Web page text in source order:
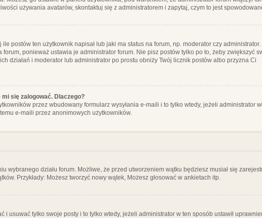
używania avatarów, skontaktuj się z administratorem i zapytaj, czym to jest
postów ten użytkownik napisał lub jaki ma status na forum, np. moderator czy administrator.
ponieważ ustawia je administrator forum. Nie pisz postów tylko po to, żeby zwiększyć
działań i moderator lub administrator po prostu obniży Twój licznik postów albo przyzna Ci
się zalogować. Dlaczego?
przez wbudowany formularz wysyłania e-maili i to tylko wtedy, jeżeli administrator
e-maili przez anonimowych użytkowników.
wybranego działu forum. Możliwe, że przed utworzeniem wątku będziesz musiał się
Przykłady: Możesz tworzyć nowy wątek, Możesz głosować w ankietach itp.
usuwać tylko swoje posty i to tylko wtedy, jeżeli administrator w ten sposób ustawił